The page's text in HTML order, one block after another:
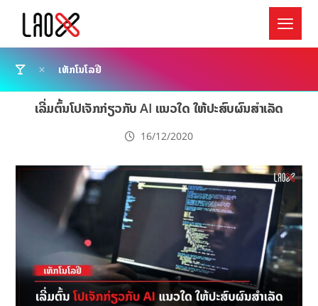
ເທັກໂນໂລຢີ
ເລີ່ມຕົ້ນໂປເຈັກກ່ຽວກັບ AI ແນວໃດ ໃຫ້ປະສົບຜົນສຳເລັດ
16/12/2020